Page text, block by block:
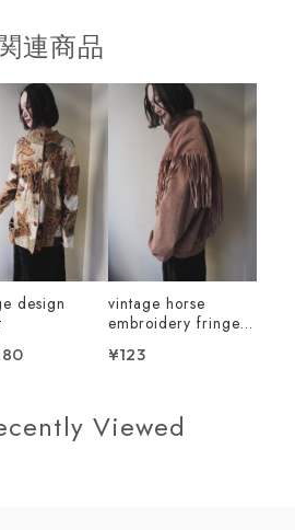
連商品
design
vintage horse
embroidery fringe
¥123
Viewed